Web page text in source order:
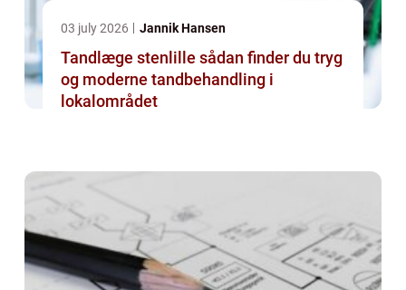
03 july 2026 Jannik Hansen
Tandlæge stenlille sådan finder du tryg
og moderne tandbehandling i
lokalområdet